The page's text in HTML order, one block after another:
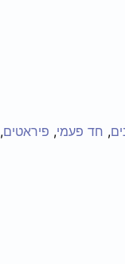
, חד פעמי, פיראטים,